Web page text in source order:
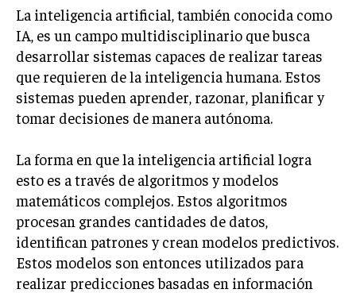
La inteligencia artificial, también conocida como
IA, es un campo multidisciplinario que busca
desarrollar sistemas capaces de realizar tareas
que requieren de la inteligencia humana. Estos
sistemas pueden aprender, razonar, planificar y
tomar decisiones de manera autónoma.
La forma en que la inteligencia artificial logra
esto es a través de algoritmos y modelos
matemáticos complejos. Estos algoritmos
procesan grandes cantidades de datos,
identifican patrones y crean modelos predictivos.
Estos modelos son entonces utilizados para
realizar predicciones basadas en información